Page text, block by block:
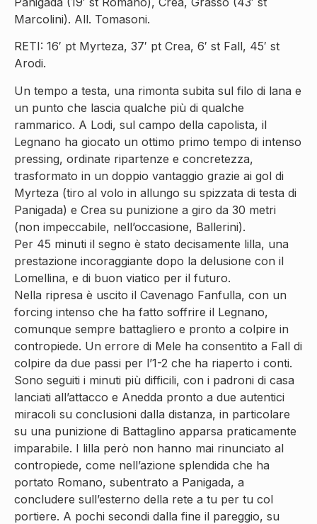
Marcolini). All. Tomasoni.
RETI: 16′ pt Myrteza, 37′ pt Crea, 6′ st Fall, 45′ st
Arodi.
Un tempo a testa, una rimonta subita sul filo di lana e
un punto che lascia qualche più di qualche
rammarico. A Lodi, sul campo della capolista, il
Legnano ha giocato un ottimo primo tempo di intenso
pressing, ordinate ripartenze e concretezza,
trasformato in un doppio vantaggio grazie ai gol di
Myrteza (tiro al volo in allungo su spizzata di testa di
Panigada) e Crea su punizione a giro da 30 metri
(non impeccabile, nell’occasione, Ballerini).
Per 45 minuti il segno è stato decisamente lilla, una
prestazione incoraggiante dopo la delusione con il
Lomellina, e di buon viatico per il futuro.
Nella ripresa è uscito il Cavenago Fanfulla, con un
forcing intenso che ha fatto soffrire il Legnano,
comunque sempre battagliero e pronto a colpire in
contropiede. Un errore di Mele ha consentito a Fall di
colpire da due passi per l’1-2 che ha riaperto i conti.
Sono seguiti i minuti più difficili, con i padroni di casa
lanciati all’attacco e Anedda pronto a due autentici
miracoli su conclusioni dalla distanza, in particolare
su una punizione di Battaglino apparsa praticamente
imparabile. I lilla però non hanno mai rinunciato al
contropiede, come nell’azione splendida che ha
portato Romano, subentrato a Panigada, a
concludere sull’esterno della rete a tu per tu col
portiere. A pochi secondi dalla fine il pareggio, su